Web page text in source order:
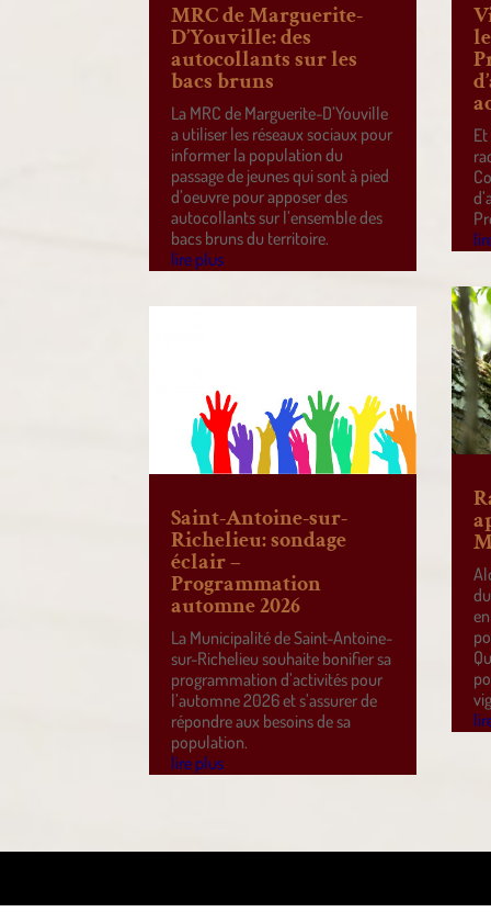
MRC de Marguerite-
D’Youville: des
autocollants sur les
bacs bruns
La MRC de Marguerite-D’Youville
a utiliser les réseaux sociaux pour
informer la population du
passage de jeunes qui sont à pied
d’oeuvre pour apposer des
autocollants sur l’ensemble des
bacs bruns du territoire.
lire plus
Saint-Antoine-sur-
Richelieu: sondage
éclair –
Programmation
automne 2026
La Municipalité de Saint-Antoine-
sur-Richelieu souhaite bonifier sa
programmation d’activités pour
l’automne 2026 et s’assurer de
répondre aux besoins de sa
population.
lire plus